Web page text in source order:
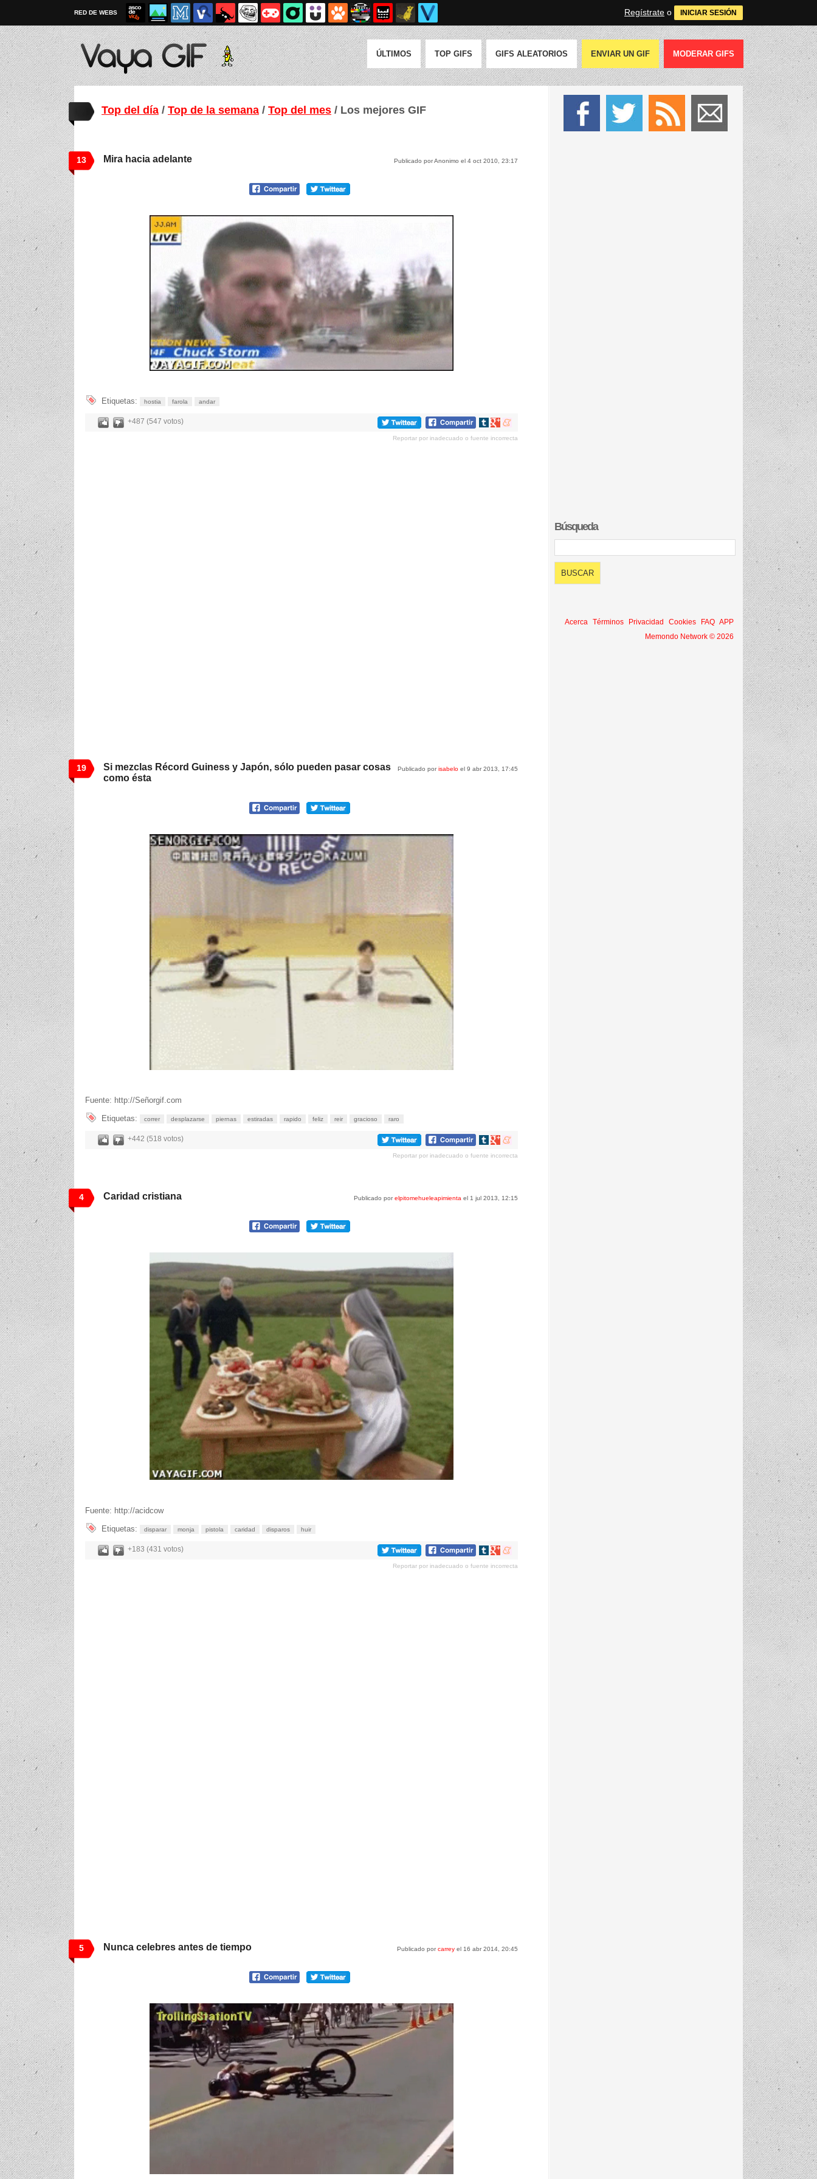
RED DE WEBS Regístrate o INICIAR SESIÓN
ÚLTIMOS TOP GIFS GIFS ALEATORIOS ENVIAR UN GIF MODERAR GIFS
Top del día / Top de la semana / Top del mes / Los mejores GIF
13 Publicado por Anonimo el 4 oct 2010, 23:17
Mira hacia adelante
Etiquetas: hostia farola andar
+487 (547 votos)
Compartir
tumblr
Compartir
Google+
Compartir
meneame
Reportar por inadecuado o fuente incorrecta
19 Publicado porisabelo el 9 abr 2013, 17:45
Si mezclas Récord Guiness y Japón, sólo pueden pasar cosas
como ésta
Fuente: http://Señorgif.com
Etiquetas:
correr desplazarse piernas estiradas rapido feliz reir gracioso raro
+442 (518 votos)
Compartir
tumblr
Compartir
Google+
Compartir
meneame
Reportar por inadecuado o fuente incorrecta
4 Publicado porelpitomehueleapimienta el 1 jul 2013, 12:15
Caridad cristiana
Fuente: http://acidcow
Etiquetas:
disparar monja pistola caridad disparos huir
+183 (431 votos)
Compartir
tumblr
Compartir
Google+
Compartir
meneame
Reportar por inadecuado o fuente incorrecta
5 Publicado porcarrey el 16 abr 2014, 20:45
Nunca celebres antes de tiempo
Búsqueda
Acerca Términos Privacidad Cookies FAQ APP
Memondo Network © 2026